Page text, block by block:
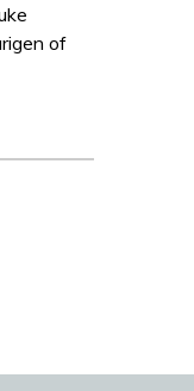
of